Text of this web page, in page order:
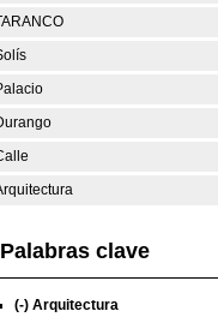
Palabras clave
(-) Arquitectura